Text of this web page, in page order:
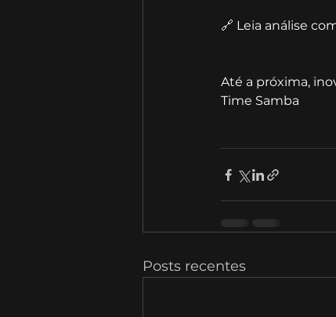
🔗 Leia análise
Até a próxima,
Time Samba
Posts recentes